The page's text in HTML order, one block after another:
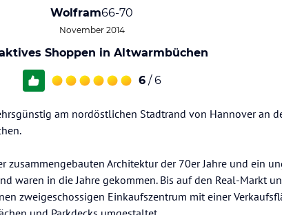
Wolfram66-70
November 2014
Shoppen in Altwarmbüchen
6 / 6
am nordöstlichen Stadtrand von Hannover an
zusammengebauten Architektur der 70er Jahre und ein
waren in die Jahre gekommen. Bis auf den Real-Markt
zweigeschossigen Einkaufszentrum mit einer